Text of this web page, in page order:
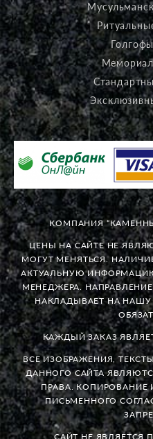
КОМПАНИЯ
ЦЕНЫ НА САЙТЕ НЕ
МОГУТ МЕНЯТЬСЯ.
АКТУАЛЬНУЮ
МЕНЕДЖЕРА.
НАКЛАДЫВАЕТ НА
КАЖДЫЙ ЗАКАЗ
ВСЕ ИЗОБРАЖЕНИЯ,
ДАННОГО САЙТА
ПРАВА. КОПИРОВАНИЕ
ПИСЬМЕННОГО
САЙТ НЕ ЯВЛЯЕТСЯ